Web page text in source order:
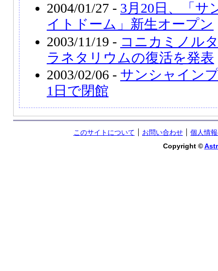
2004/01/27 - 3月20日、「サ
イトドーム」新生オープン
2003/11/19 - コニカミノル
ラネタリウムの復活を発表
2003/02/06 - サンシャイン
1日で閉館
このサイトについて お問い合わせ
個人情
Copyright ©